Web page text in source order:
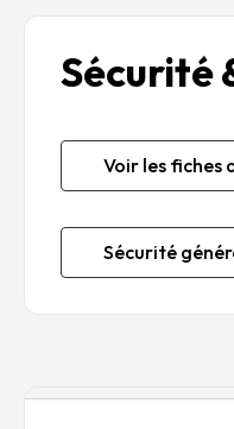
Sécurité
Voir les fiches
Sécurité